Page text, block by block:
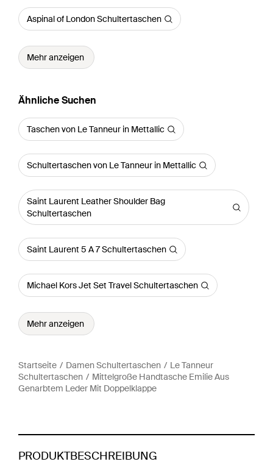
Aspinal of London Schultertaschen
Mehr anzeigen
Ähnliche Suchen
Taschen von Le Tanneur in Mettallic
Schultertaschen von Le Tanneur in Mettallic
Saint Laurent Leather Shoulder Bag
Schultertaschen
Saint Laurent 5 A 7 Schultertaschen
Michael Kors Jet Set Travel Schultertaschen
Mehr anzeigen
Startseite Damen Schultertaschen
Le Tanneur
Schultertaschen
Mittelgroße Handtasche Emilie Aus
Genarbtem Leder Mit Doppelklappe
PRODUKTBESCHREIBUNG